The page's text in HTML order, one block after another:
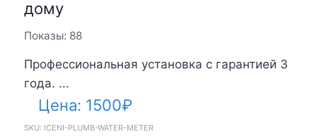
дому
Показы: 88
Профессиональная установка с гарантией 3
года. ...
Цена: 1500₽
SKU: ICENI-PLUMB-WATER-METER